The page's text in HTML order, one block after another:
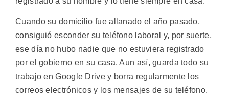
Cuando su domicilio fue allanado el año pasado,
consiguió esconder su teléfono laboral y, por suerte,
ese día no hubo nadie que no estuviera registrado
por el gobierno en su casa. Aun así, guarda todo su
trabajo en Google Drive y borra regularmente los
correos electrónicos y los mensajes de su teléfono.